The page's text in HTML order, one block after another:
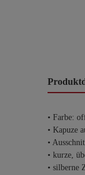
• Farbe:
• Kapuze
•
• kurze,
• silberne